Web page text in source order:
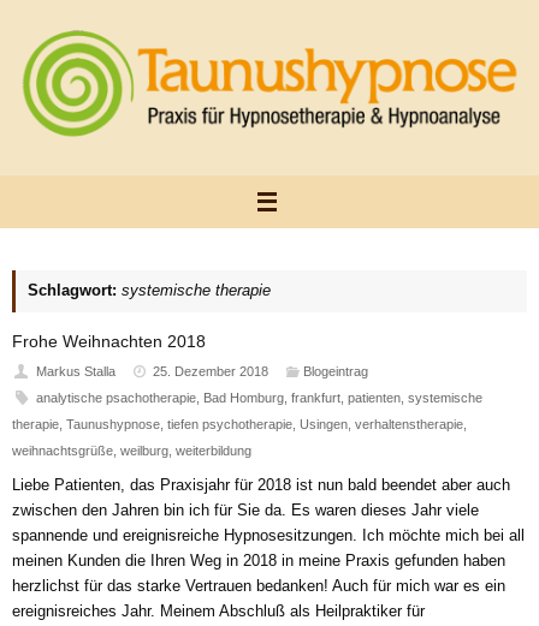
springen
Schlagwort: systemische therapie
Frohe Weihnachten 2018
Markus Stalla 25. Dezember 2018
Blogeintrag
analytische psachotherapie, Bad Homburg, frankfurt, patienten, systemische
therapie Taunushypnose tiefen psychotherapie Usingen verhaltenstherapie
weihnachtsgrüße weilburg weiterbildung
Liebe Patienten, das Praxisjahr für 2018 ist nun bald beendet aber auch
zwischen den Jahren bin ich für Sie da. Es waren dieses Jahr viele
spannende und ereignisreiche Hypnosesitzungen. Ich möchte mich bei all
meinen Kunden die Ihren Weg in 2018 in meine Praxis gefunden haben
herzlichst für das starke Vertrauen bedanken! Auch für mich war es ein
ereignisreiches Jahr. Meinem Abschluß als Heilpraktiker für